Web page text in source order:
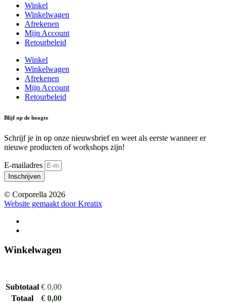
Winkel
Winkelwagen
Afrekenen
Mijn Account
Retourbeleid
Winkel
Winkelwagen
Afrekenen
Mijn Account
Retourbeleid
Blijf op de hoogte
Schrijf je in op onze nieuwsbrief en weet als eerste wanneer er
nieuwe producten of workshops zijn!
E-mailadres
Inschrijven
© Corporella 2026
Website gemaakt door Kreatix
Winkelwagen
Subtotaal € 0,00
Totaal
€ 0,00